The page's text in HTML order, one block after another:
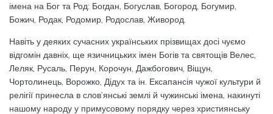
імена на Бог та Род: Богдан, Богуслав, Богород, Богумир,
Божич, Родак, Родомир, Родослав, Живород.
Навіть у деяких сучасних українських прізвищах досі чуємо
відгомін давніх, ще язичницьких імен Богів та святощів Велес,
Леляк, Русаль, Перун, Корочун, Дажбогович, Віщун,
Чортолинець, Ворожко, Дідух та ін. Ексапансія чужої культури й
релігії принесла в слов’янські землі й чужинські імена, накинуті
нашому народу у примусовому порядку через християнську